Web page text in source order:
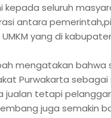
seluruh
antara
yang di
mengatakan bahwa
Purwakarta sebagai
jualan tetapi
juga semakin